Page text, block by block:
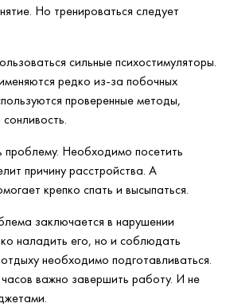
Но тренироваться следует
сильные психостимуляторы.
редко из-за побочных
проверенные методы,
проблему. Необходимо посетить
причину расстройства. А
крепко спать и высыпаться.
заключается в нарушении
наладить его, но и соблюдать
необходимо подготавливаться.
важно завершить работу. И не